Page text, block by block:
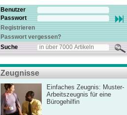
Benutzer
Passwort
Registrieren
Passwort vergessen?
Suche
Zeugnisse
Einfaches Zeugnis: Muster-
Arbeitszeugnis für eine
Bürogehilfin